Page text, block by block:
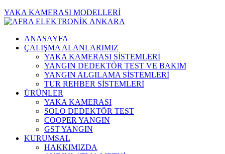
YAKA KAMERASI MODELLERİ
ANASAYFA
ÇALIŞMA ALANLARIMIZ
YAKA KAMERASI SİSTEMLERİ
YANGIN DEDEKTÖR TEST VE BAKIM
YANGIN ALGILAMA SİSTEMLERİ
TUR REHBER SİSTEMLERİ
ÜRÜNLER
YAKA KAMERASI
SOLO DEDEKTÖR TEST
COOPER YANGIN
GST YANGIN
KURUMSAL
HAKKIMIZDA